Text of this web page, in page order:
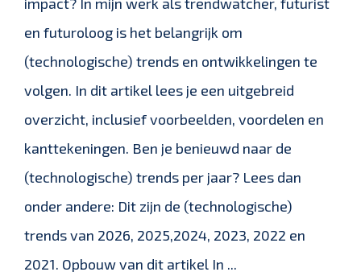
en futuroloog is het belangrijk om
(technologische) trends en ontwikkelingen te
volgen. In dit artikel lees je een uitgebreid
overzicht, inclusief voorbeelden, voordelen en
kanttekeningen. Ben je benieuwd naar de
(technologische) trends per jaar? Lees dan
onder andere: Dit zijn de (technologische)
trends van 2026, 2025,2024, 2023, 2022 en
2021. Opbouw van dit artikel In ...